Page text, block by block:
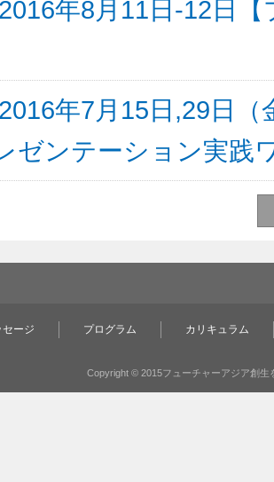
2016年8月11日-12日
2016年7月15日,29日
ゼンテーション実践
セージ プログラム カリキュラム
Copyright © 2015フューチャーアジア創